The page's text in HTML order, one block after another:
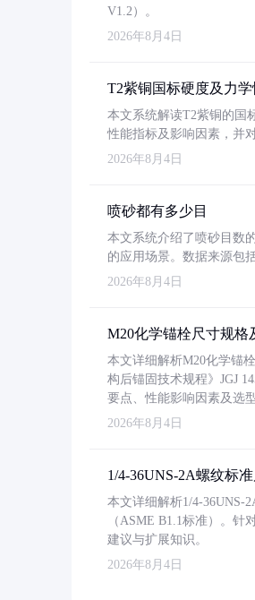
V1.2）。
2026年8月4日
T2紫铜国标硬度及力
本文系统解读T2紫铜的国
性能指标及影响因素，并
2026年8月4日
喷砂都有多少目
本文系统介绍了喷砂目数
的应用场景。数据来源包
2026年8月4日
M20化学锚栓尺寸规格
本文详细解析M20化学锚
构后锚固技术规程》JGJ
要点、性能影响因素及选
2026年8月4日
1/4-36UNS-2A螺纹标
本文详细解析1/4-36UNS-
（ASME B1.1标准）。
建议与扩展知识。
2026年8月4日